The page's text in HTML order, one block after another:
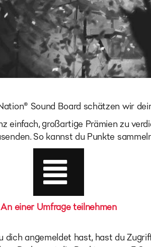
Sound Board schätzen wir
einfach, großartige Prämien zu
So kannst du Punkte
An einer Umfrage teilnehmen
dich angemeldet hast, hast du